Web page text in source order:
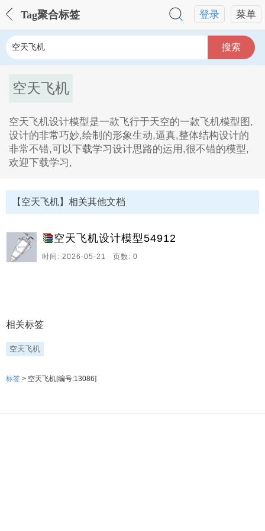
菜单
登录
Tag聚合标签
搜索
空天飞机
空天飞机设计模型是一款飞行于天空的一款飞机模型图,
设计的非常巧妙,绘制的形象生动,逼真,整体结构设计的
非常不错,可以下载学习设计思路的运用,很不错的模型,
欢迎下载学习,
1、空天飞机设计模型是一款飞行于天空的一款飞机模型
图,设计的非常巧妙,绘制的形象生动,逼真,整体结构设计
的非常不错,可以下载学习设计思路的运用,很不错的模
型,欢迎下载学习。
【空天飞机】相关其他文档
空天飞机设计模型54912
时间: 2026-05-21 页数: 0
相关标签
空天飞机
标签 > 空天飞机[编号:13086]